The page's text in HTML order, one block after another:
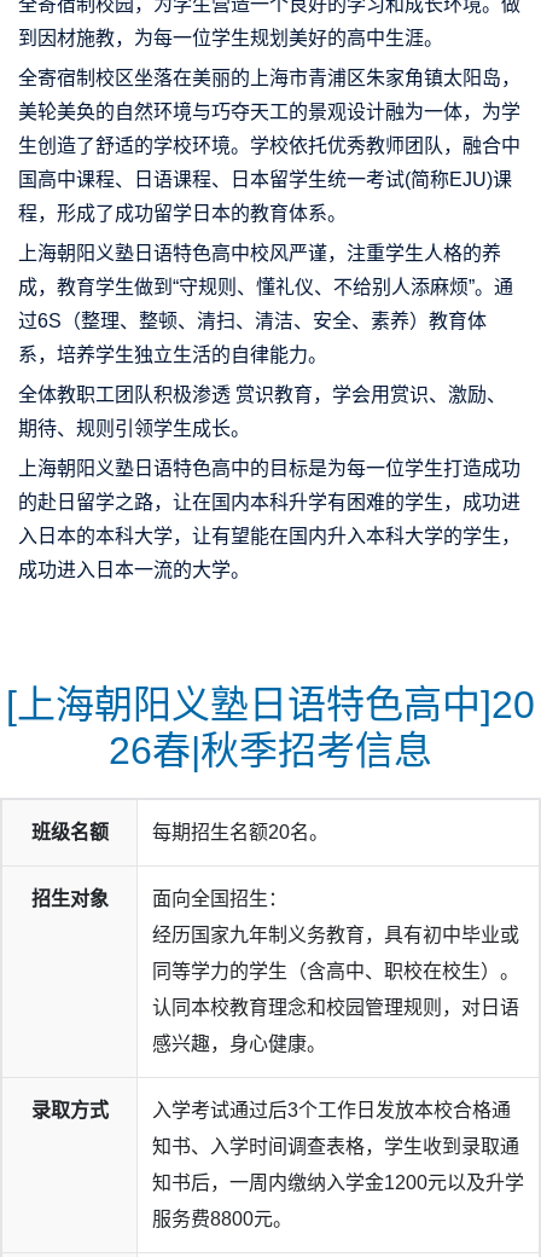
到因材施教，为每一位学生规划美好的高中生涯。
全寄宿制校区坐落在美丽的上海市青浦区朱家角镇太阳岛，
美轮美奂的自然环境与巧夺天工的景观设计融为一体，为学
生创造了舒适的学校环境。学校依托优秀教师团队，融合中
国高中课程、日语课程、日本留学生统一考试(简称EJU)课
程，形成了成功留学日本的教育体系。
上海朝阳义塾日语特色高中校风严谨，注重学生人格的养
成，教育学生做到“守规则、懂礼仪、不给别人添麻烦”。通
过6S（整理、整顿、清扫、清洁、安全、素养）教育体
系，培养学生独立生活的自律能力。
全体教职工团队积极渗透 赏识教育，学会用赏识、激励、
期待、规则引领学生成长。
上海朝阳义塾日语特色高中的目标是为每一位学生打造成功
的赴日留学之路，让在国内本科升学有困难的学生，成功进
入日本的本科大学，让有望能在国内升入本科大学的学生，
成功进入日本一流的大学。
[上海朝阳义塾日语特色高中]20
26春|秋季招考信息
班级名额 每期招生名额20名。
招生对象
面向全国招生：
经历国家九年制义务教育，具有初中毕业或
同等学力的学生（含高中、职校在校生）。
认同本校教育理念和校园管理规则，对日语
感兴趣，身心健康。
录取方式
入学考试通过后3个工作日发放本校合格通
知书、入学时间调查表格，学生收到录取通
知书后，一周内缴纳入学金1200元以及升学
服务费8800元。